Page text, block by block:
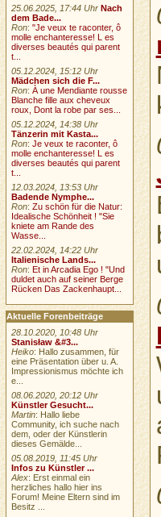
25.06.2025, 17:44 Uhr Nach
dem Bade...
Ron:"Je veux te raconter, ô
molle enchanteresse! L es
diverses beautés qui parent
t...
05.12.2024, 15:12 Uhr
Mädchen sich die F...
Ron:À une Mendiante rousse
Blanche fille aux cheveux
roux, Dont la robe par ses...
05.12.2024, 14:38 Uhr
Tänzerin mit Kasta...
Ron:Je veux te raconter, ô
molle enchanteresse! L es
diverses beautés qui parent
t...
12.03.2024, 13:53 Uhr
Badende Nymphe...
Ron:Zu schön für die Natur:
Idealische Schönheit ! "Sie
kniete am Rande des
Wasse...
22.02.2024, 14:22 Uhr
Italienische Lands...
Ron:Et in Arcadia Ego ! "Und
duldet auch auf seiner Berge
Rücken Das Zackenhaupt...
Aktuelle Forenbeiträge
28.10.2020, 10:48 Uhr
Stanisław &#3...
Heiko: Hallo zusammen, für
eine Präsentation über u. A.
Impressionismus möchte ich
e...
08.06.2020, 20:12 Uhr
Künstler Gesucht...
Martin: Hallo liebe
Community, ich suche nach
dem, oder der Künstlerin
dieses Gemälde...
05.08.2019, 11:45 Uhr
Infos zu Künstler ...
Alex: Erst einmal ein
herzliches hallo hier ins
Forum! Meine Eltern sind im
Besitz ...